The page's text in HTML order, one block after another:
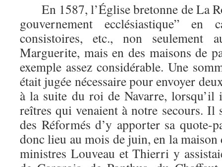
En 1587, l’Église bretonne de La
gouvernement ecclésiastique” en
consistoires, etc., non seulement
Marguerite, mais en des maisons de
exemple assez considérable. Une
était jugée nécessaire pour envoyer
à la suite du roi de Navarre, lorsqu’il
reîtres qui venaient à notre secours. Il
des Réformés d’y apporter sa quote-
donc lieu au mois de juin, en la
ministres Louveau et Thierri y